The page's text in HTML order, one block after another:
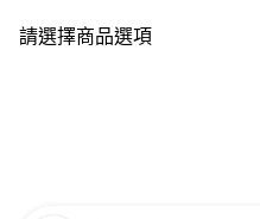
請選擇商品選項